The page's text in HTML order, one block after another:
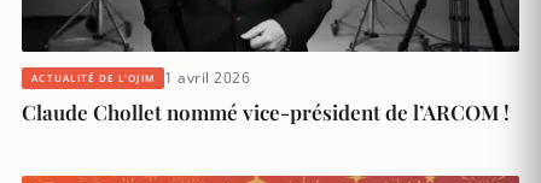
ACTUALITÉ DE L'OJIM 1 avril 2026
Claude Chollet nommé vice-président de l’ARCOM !